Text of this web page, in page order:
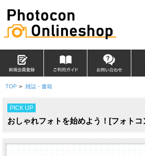
TOP > 雑誌・書籍
PICK UP
おしゃれフォトを始めよう！[フォト